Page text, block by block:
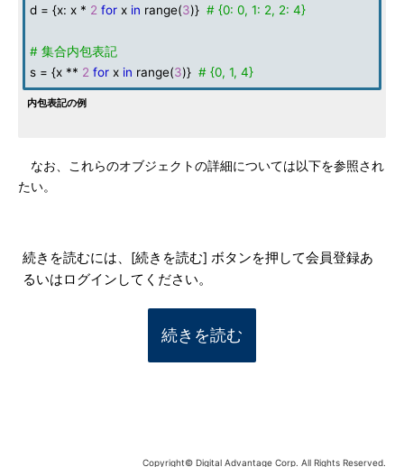
d = {x: x * 2 for x in range(3)} # {0: 0, 1: 2, 2: 4}
# 集合内包表記
s = {x ** 2 for x in range(3)} # {0, 1, 4}
内包表記の例
なお、これらのオブジェクトの詳細については以下を参照され
たい。
続きを読むには、[続きを読む] ボタンを押して会員登録あ
るいはログインしてください。
続きを読む
Copyright© Digital Advantage Corp. All Rights Reserved.